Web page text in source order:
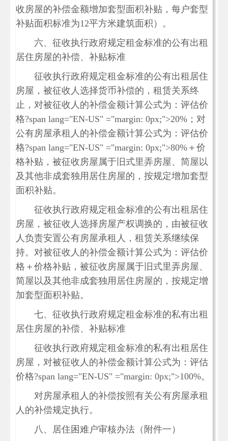
收房屋的补偿金额增加套型面积补贴，每户套型
补贴面积标准为12平方米建筑面积）。
六、征收执行政府规定租金标准的公有出租
居住房屋的补偿、补贴标准
征收执行政府规定租金标准的公有出租居住
房屋，被征收人选择货币补偿的，租赁关系终
止，对被征收人的补偿金额计算公式为：评估价
格?span lang="EN-US" ="margin: 0px;">20%；对
公有房屋承租人的补偿金额计算公式为：评估价
格?span lang="EN-US" ="margin: 0px;">80%＋价
格补贴，被征收房屋属于旧式里弄房屋、简屋以
及其他非成套独用居住房屋的，按规定增加套型
面积补贴。
征收执行政府规定租金标准的公有出租居住
房屋，被征收人选择房屋产权调换的，由被征收
人负责安置公有房屋承租人，租赁关系继续保
持。对被征收人的补偿金额计算公式为：评估价
格＋价格补贴，被征收房屋属于旧式里弄房屋、
简屋以及其他非成套独用居住房屋的，按规定增
加套型面积补贴。
七、征收执行政府规定租金标准的私有出租
居住房屋的补偿、补贴标准
征收执行政府规定租金标准的私有出租居住
房屋，对被征收人的补偿金额计算公式为：评估
价格?span lang="EN-US" ="margin: 0px;">100%。
对房屋承租人的补偿按照有关公有房屋承租
人的补偿规定执行。
八、居住困难户审核办法（附件一）